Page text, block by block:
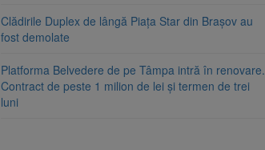
Clădirile Duplex de lângă Piața Star din Brașov au
fost demolate
Platforma Belvedere de pe Tâmpa intră în renovare.
Contract de peste 1 milion de lei și termen de trei
luni